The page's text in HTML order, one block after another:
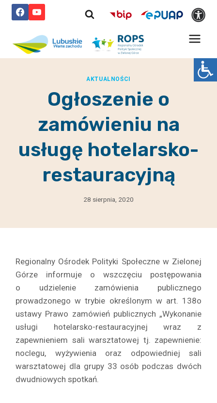
Przejdź
AKTUALNOŚCI
Ogłoszenie o
zamówieniu na
usługę hotelarsko-
restauracyjną
28 sierpnia, 2020
Regionalny Ośrodek Polityki Społeczne w Zielonej
Górze informuje o wszczęciu postępowania
o udzielenie zamówienia publicznego
prowadzonego w trybie określonym w art. 138o
ustawy Prawo zamówień publicznych „Wykonanie
usługi hotelarsko-restauracyjnej wraz z
zapewnieniem sali warsztatowej tj. zapewnienie:
noclegu, wyżywienia oraz odpowiedniej sali
warsztatowej dla grupy 33 osób podczas dwóch
dwudniowych spotkań.